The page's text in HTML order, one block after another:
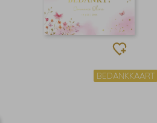
BEDANKKAART